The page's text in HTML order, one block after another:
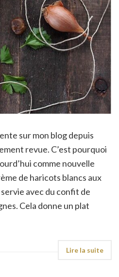
sur mon blog depuis
revue. C’est pourquoi
comme nouvelle
de haricots blancs aux
avec du confit de
Cela donne un plat